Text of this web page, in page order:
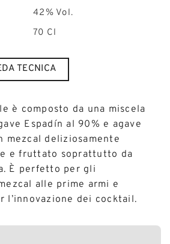
42% Vol.
70 Cl
TECNICA
è composto da una miscela
Espadín al 90% e agave
mezcal deliziosamente
e fruttato soprattutto da
È perfetto per gli
alle prime armi e
l’innovazione dei cocktail.